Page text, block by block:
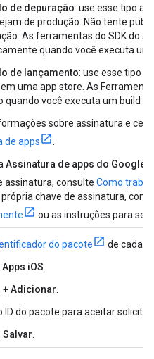
de depuração: use esse tipo
de produção. Não tente
As ferramentas do SDK do
quando você executa
de lançamento: use esse tipo
uma app store. As
quando você executa um build
sobre assinatura e
de apps
Assinatura de apps do Google
assinatura, consulte Como
chave de assinatura,
ou as instruções para
do pacote
de cada
Apps iOS
+ Adicionar
ID do pacote para aceitar
Salvar